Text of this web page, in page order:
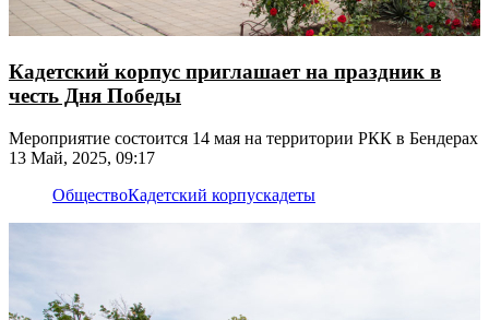
Кадетский корпус приглашает на праздник в
честь Дня Победы
Мероприятие состоится 14 мая на территории РКК в Бендерах
13 Май, 2025, 09:17
ОбществоКадетский корпускадеты